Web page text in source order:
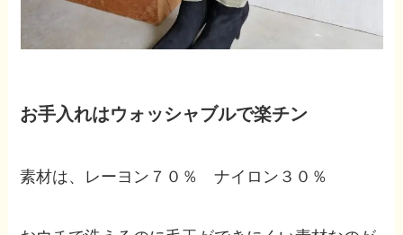
お手入れはウォッシャブルで楽チン
素材は、レーヨン７０％ ナイロン３０％